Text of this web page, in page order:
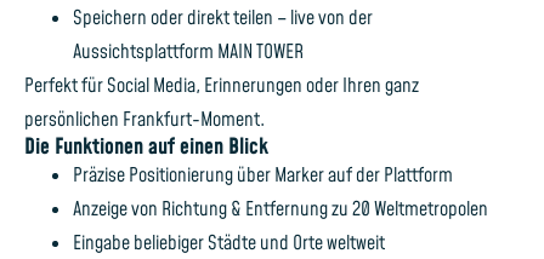
Speichern oder direkt teilen – live von der
Aussichtsplattform MAIN TOWER
Perfekt für Social Media, Erinnerungen oder Ihren ganz
persönlichen Frankfurt-Moment.
Die Funktionen auf einen Blick
Präzise Positionierung über Marker auf der Plattform
Anzeige von Richtung & Entfernung zu 20 Weltmetropolen
Eingabe beliebiger Städte und Orte weltweit